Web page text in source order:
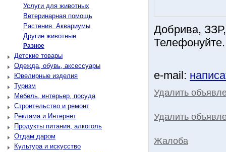
Услуги для животных
Ветеринарная помощь
Растения. Аквариумы
Другие животные
Разное
Детские товары
Одежда, обувь, аксессуары
Ювелирные изделия
Туризм
Мебель, интерьер, посуда
Строительство и ремонт
Реклама и Интернет
Продукты питания, алкоголь
Отдам даром
Культура и искусство
Добрива, ЗЗР,
e-mail:
Удалить
Удалить
Жалоба